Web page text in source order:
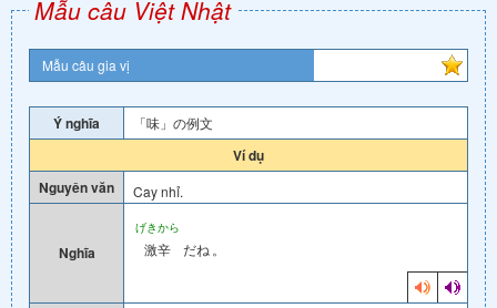
Mẫu câu Việt Nhật
Mẫu câu gia vị
Ý nghĩa 「味」の例文
Ví dụ
Nguyên văn
Cay nhỉ.
Nghĩa
げきから
激辛 だね 。